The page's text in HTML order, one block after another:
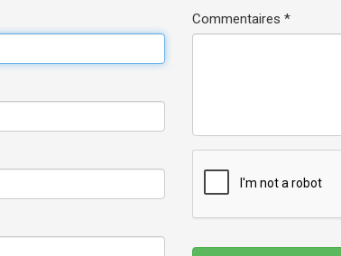
Commentaires *